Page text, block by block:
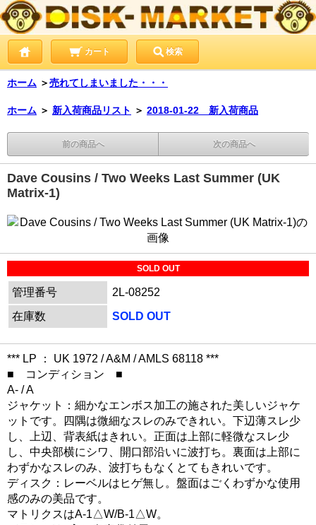
カート 検索
ホーム ＞売れてしまいました・・・
ホーム ＞ 新入荷商品リスト ＞ 2018-01-22 新入荷商品
前の商品へ 次の商品へ
Dave Cousins / Two Weeks Last Summer (UK
Matrix-1)
SOLD OUT
管理番号
2L-08252
在庫数
SOLD OUT
*** LP ： UK 1972 / A&M / AMLS 68118 ***
■ コンディション ■
A- / A
ジャケット：細かなエンボス加工の施された美しいジャケ
ットです。四隅は微細なスレのみできれい。下辺薄スレ少
し、上辺、背表紙はきれい。正面は上部に軽微なスレ少
し、中央部横にシワ、開口部沿いに波打ち。裏面は上部に
わずかなスレのみ、波打ちもなくとてもきれいです。
ディスク：レーベルはヒゲ無し。盤面はごくわずかな使用
感のみの美品です。
マトリクスはA-1△W/B-1△W。